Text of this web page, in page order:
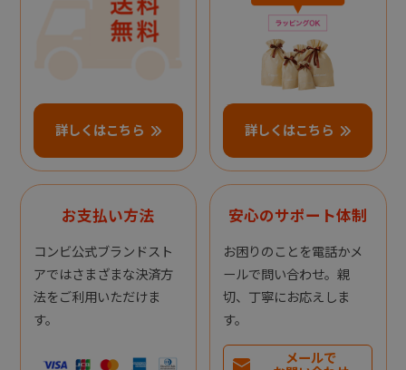
詳しくはこちら 詳しくはこちら
お支払い方法
コンビ公式ブランドスト
アではさまざまな決済方
法をご利用いただけま
す。
安心のサポート体制
お困りのことを電話かメ
ールで問い合わせ。親
切、丁寧にお応えしま
す。
メールで